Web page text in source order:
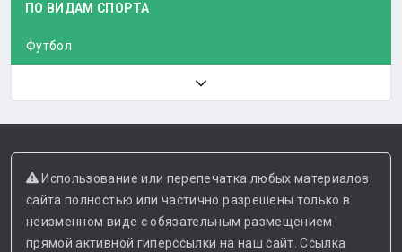
ПО ВИДАМ СПОРТА
Футбол
Использование или перепечатка любых материалов
сайта полностью или частично разрешены только в
неизменном виде с обязательным размещением
прямой активной гиперссылки на наш сайт. Ссылка